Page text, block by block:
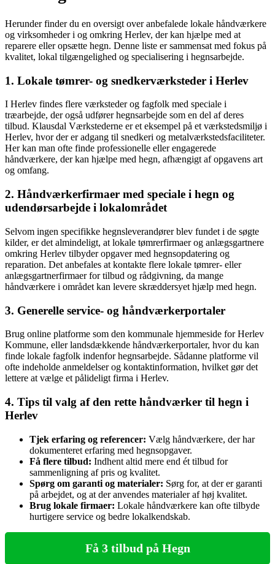
Herunder finder du en oversigt over anbefalede lokale håndværkere
og virksomheder i og omkring Herlev, der kan hjælpe med at
reparere eller opsætte hegn. Denne liste er sammensat med fokus på
kvalitet, lokal tilgængelighed og specialisering i hegnsarbejde.
1. Lokale tømrer- og snedkerværksteder i Herlev
I Herlev findes flere værksteder og fagfolk med speciale i
træarbejde, der også udfører hegnsarbejde som en del af deres
tilbud. Klausdal Værkstederne er et eksempel på et værkstedsmiljø i
Herlev, hvor der er adgang til snedkeri og metalværkstedsfaciliteter.
Her kan man ofte finde professionelle eller engagerede
håndværkere, der kan hjælpe med hegn, afhængigt af opgavens art
og omfang.
2. Håndværkerfirmaer med speciale i hegn og
udendørsarbejde i lokalområdet
Selvom ingen specifikke hegnsleverandører blev fundet i de søgte
kilder, er det almindeligt, at lokale tømrerfirmaer og anlægsgartnere
omkring Herlev tilbyder opgaver med hegnsopdatering og
reparation. Det anbefales at kontakte flere lokale tømrer- eller
anlægsgartnerfirmaer for tilbud og rådgivning, da mange
håndværkere i området kan levere skræddersyet hjælp med hegn.
3. Generelle service- og håndværkerportaler
Brug online platforme som den kommunale hjemmeside for Herlev
Kommune, eller landsdækkende håndværkerportaler, hvor du kan
finde lokale fagfolk indenfor hegnsarbejde. Sådanne platforme vil
ofte indeholde anmeldelser og kontaktinformation, hvilket gør det
lettere at vælge et pålideligt firma i Herlev.
4. Tips til valg af den rette håndværker til hegn i
Herlev
Tjek erfaring og referencer: Vælg håndværkere, der har
dokumenteret erfaring med hegnsopgaver.
Få flere tilbud: Indhent altid mere end ét tilbud for
sammenligning af pris og kvalitet.
Spørg om garanti og materialer: Sørg for, at der er garanti
på arbejdet, og at der anvendes materialer af høj kvalitet.
Brug lokale firmaer: Lokale håndværkere kan ofte tilbyde
hurtigere service og bedre lokalkendskab.
Få 3 tilbud på Hegn